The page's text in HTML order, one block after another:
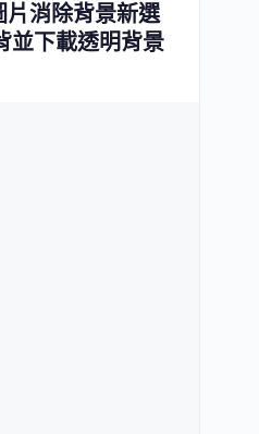
消除背景新選
並下載透明背景